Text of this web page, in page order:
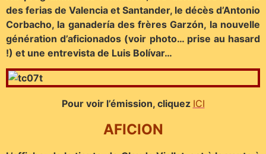
des ferias de Valencia et Santander, le décès d’Antonio
Corbacho, la ganadería des frères Garzón, la nouvelle
génération d’aficionados (voir photo… prise au hasard
!) et une entrevista de Luis Bolívar…
Pour voir l’émission, cliquez ICI
AFICION